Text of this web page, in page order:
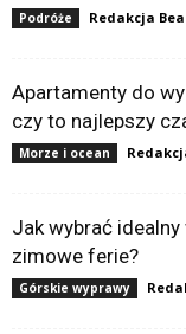
Podróże Redakcja
Apartamenty do
czy to najlepszy
Morze i ocean
Jak wybrać
zimowe ferie?
Górskie wyprawy